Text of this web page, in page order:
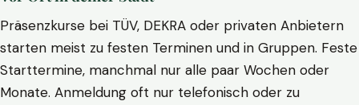
Präsenzkurse bei TÜV, DEKRA oder privaten Anbietern
starten meist zu festen Terminen und in Gruppen. Feste
Starttermine, manchmal nur alle paar Wochen oder
Monate. Anmeldung oft nur telefonisch oder zu